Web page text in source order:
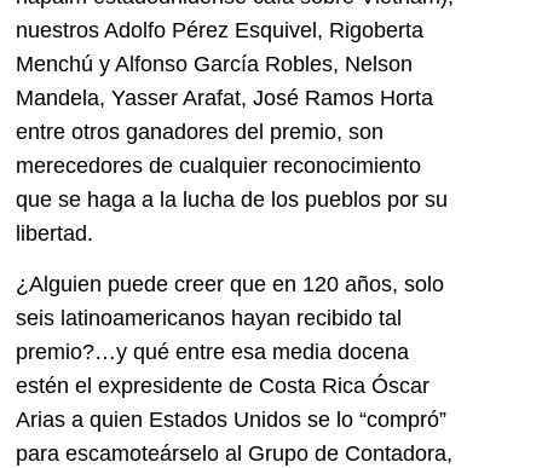
nuestros Adolfo Pérez Esquivel, Rigoberta
Menchú y Alfonso García Robles, Nelson
Mandela, Yasser Arafat, José Ramos Horta
entre otros ganadores del premio, son
merecedores de cualquier reconocimiento
que se haga a la lucha de los pueblos por su
libertad.
¿Alguien puede creer que en 120 años, solo
seis latinoamericanos hayan recibido tal
premio?…y qué entre esa media docena
estén el expresidente de Costa Rica Óscar
Arias a quien Estados Unidos se lo “compró”
para escamoteárselo al Grupo de Contadora,